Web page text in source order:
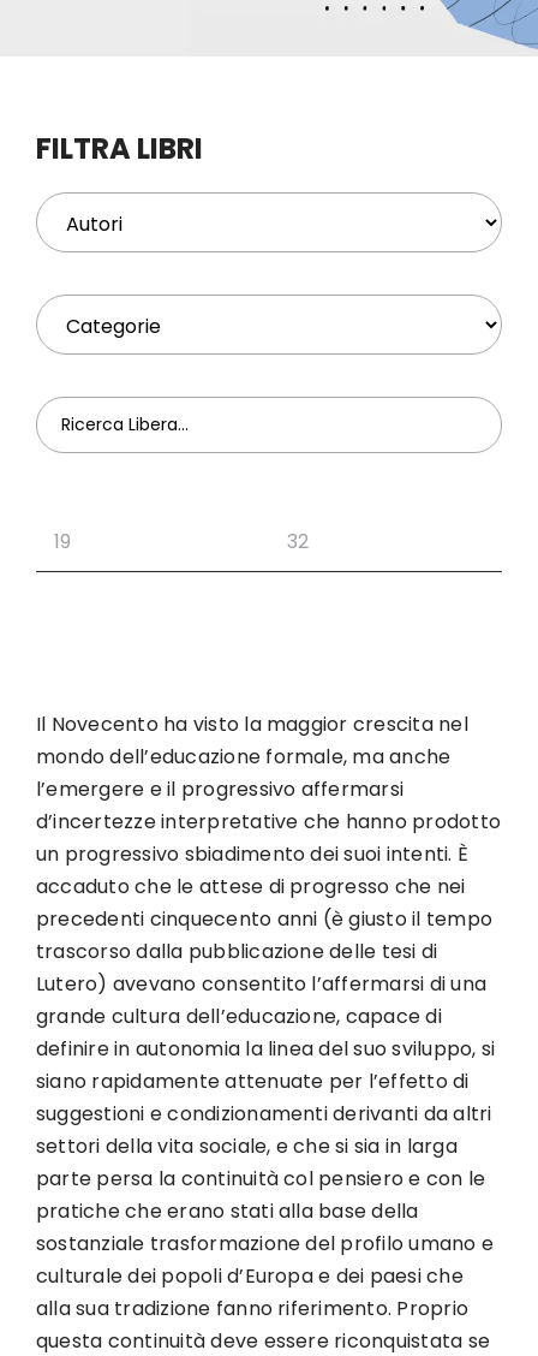
Eventi
Profilo
FILTRA LIBRI
Il Novecento ha visto la maggior crescita nel
mondo dell’educazione formale, ma anche
l’emergere e il progressivo affermarsi
d’incertezze interpretative che hanno prodotto
un progressivo sbiadimento dei suoi intenti. È
accaduto che le attese di progresso che nei
precedenti cinquecento anni (è giusto il tempo
trascorso dalla pubblicazione delle tesi di
Lutero) avevano consentito l’affermarsi di una
grande cultura dell’educazione, capace di
definire in autonomia la linea del suo sviluppo, si
siano rapidamente attenuate per l’effetto di
suggestioni e condizionamenti derivanti da altri
settori della vita sociale, e che si sia in larga
parte persa la continuità col pensiero e con le
pratiche che erano stati alla base della
sostanziale trasformazione del profilo umano e
culturale dei popoli d’Europa e dei paesi che
alla sua tradizione fanno riferimento. Proprio
questa continuità deve essere riconquistata se